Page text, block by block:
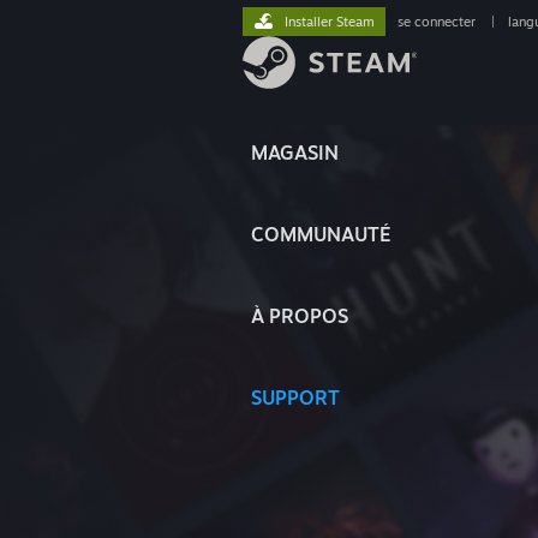
MAGASIN
COMMUNAUTÉ
À PROPOS
SUPPORT
Installer Steam se connecter